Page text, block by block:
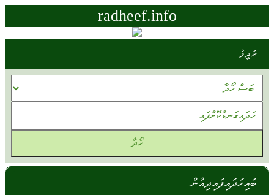
radheef.info
ރަދީފު
ބައިހަދައިފައިދިއުން